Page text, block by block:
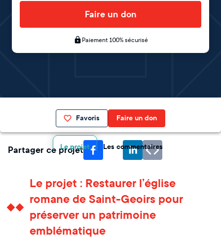
Faire un don
Paiement 100% sécurisé
Favoris Faire un don
Le projet Les commentaires
Partager ce projet
Le projet : Restaurer l’église
romane de Saint-Geoirs pour
préserver un patrimoine
emblématique